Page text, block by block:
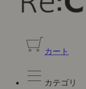
カート
カテゴリ